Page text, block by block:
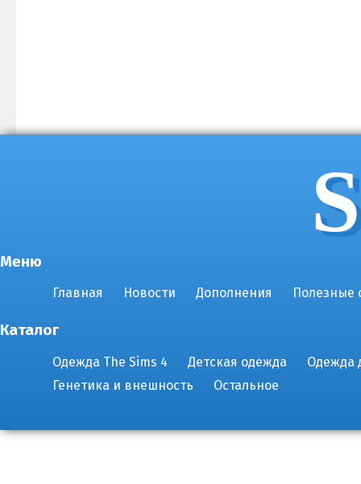
Меню
Главная Новости Дополнения Полезные
Каталог
Одежда The Sims 4 Детская одежда
Одежда
Генетика и внешность
Остальное